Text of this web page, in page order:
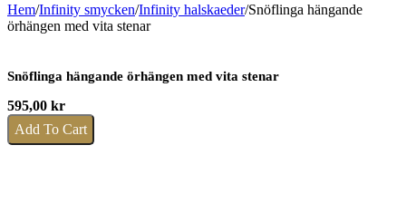
Hem/Infinity smycken/Infinity halskaeder/Snöflinga hängande
örhängen med vita stenar
Snöflinga hängande örhängen med vita stenar
595,00 kr
Add To Cart